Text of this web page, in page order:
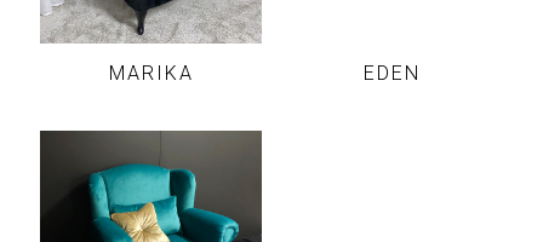
MARIKA EDEN